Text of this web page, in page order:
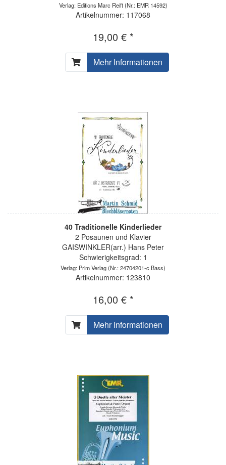
Verlag: Editions Marc Reift(Nr.: EMR 14592)
Artikelnummer: 117068
19,00 € *
Mehr Informationen
40 Traditionelle Kinderlieder
2 Posaunen und Klavier
GAISWINKLER(arr.) Hans Peter
Schwierigkeitsgrad: 1
Verlag: Prim Verlag(Nr.: 24704201-c Bass)
Artikelnummer: 123810
16,00 € *
Mehr Informationen